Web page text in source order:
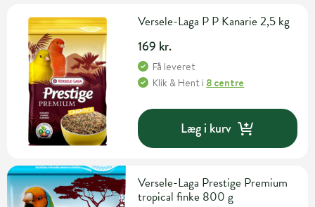
Versele-Laga P P Kanarie 2,5 kg
169 kr.
Få leveret
Klik & Hent i 8 centre
Læg i kurv
Versele-Laga Prestige Premium
tropical finke 800 g